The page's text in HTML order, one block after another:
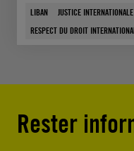
LIBAN
JUSTICE INTERNATIONALE
RESPECT DU DROIT
Rester